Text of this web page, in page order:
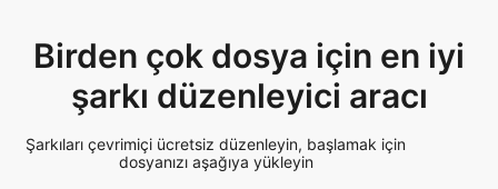
Şarkıları çevrimiçi ücretsiz düzenleyin, başlamak için
dosyanızı aşağıya yükleyin
Upload Audio File